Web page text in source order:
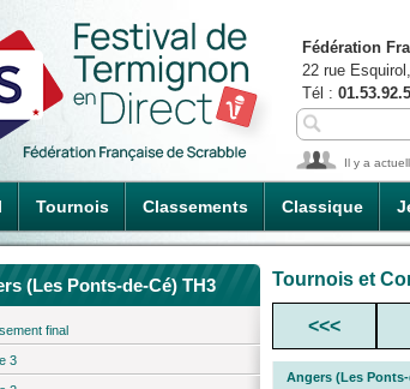
Tournois Classements Classique
Fédération
22 rue
Tél :
Il y a
(Les Ponts-de-Cé) TH3
final
3
Tournois et
<<<
Angers (Les Ponts-